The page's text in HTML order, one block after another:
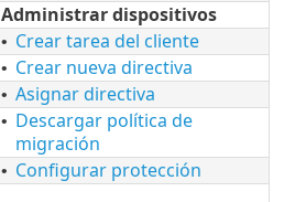
Administrar dispositivos
• Crear tarea del cliente
• Crear nueva directiva
• Asignar directiva
• Descargar política de
migración
• Configurar protección